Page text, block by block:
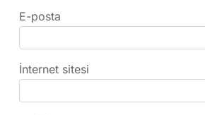
E-posta
İnternet sitesi